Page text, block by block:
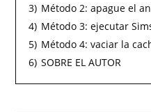
3) Método 2: apague el
4) Método 3: ejecutar
5) Método 4: vaciar la
6) SOBRE EL AUTOR